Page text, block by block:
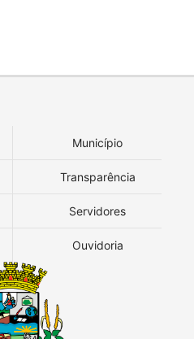
Município
Transparência
Servidores
Ouvidoria